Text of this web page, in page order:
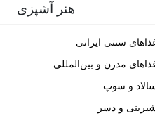
هنر آشپزی
سنتی ایرانی
مدرن و بین‌المللی
و سوپ
و دسر